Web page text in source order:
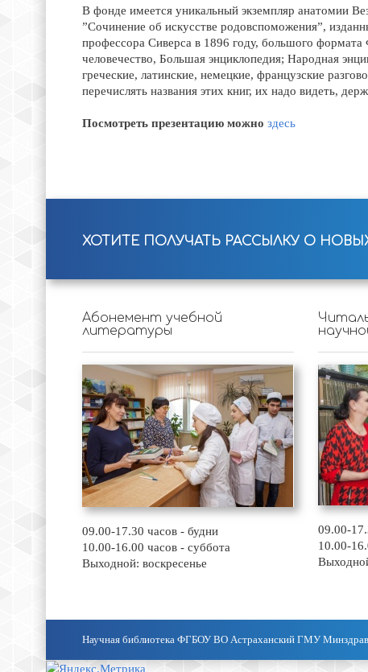
В фонде имеется уникальный экземпляр анатомии
”Сочинение об искусстве родовспоможения”,
профессора Сиверса в 1896 году, большого
человечество, Большая энциклопедия; Народная
греческие, латинские, немецкие, французские
перечислять названия этих книг, их надо видеть,
Посмотреть презентацию можно здесь
ХОТИТЕ ПОЛУЧАТЬ РАССЫЛКУ О
Абонемент учебной
литературы
09.00-17.30 часов - будни
10.00-16.00 часов - суббота
Выходной: воскресенье
09.00-
10.00-
Научная библиотека ФГБОУ ВО Астраханский ГМУ